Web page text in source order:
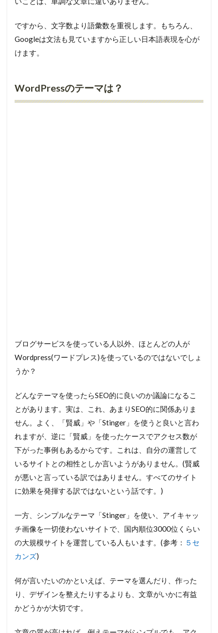
ですから、文字数より語彙数を重視します。もちろん、
Googleは文法も見ていますから正しい日本語表現を心が
けます。
WordPressのテーマは？
ブログサービスを使っている人以外、ほとんどの人が
Wordpress(ワードプレス)を使っているのではないでしょ
うか？
どんなテーマを使ったらSEO的に良いのか議論になるこ
とがあります。実は、これ、あまりSEO的に関係ありま
せん。よく、「賢威」や「Stinger」を使うと良いと言わ
れますが、逆に「賢威」を使ったケースでアクセス数が
下がった事例もあるからです。これは、自分の運営して
いるサイトとの相性としか言いようがありません。(賢威
が悪いと言っている訳ではありません。すべてのサイト
に効果を発揮する訳ではないという話です。)
一方、シンプルなテーマ「Stinger」を使い、アイキャッ
チ画像を一切使わないサイトで、国内順位3000位くらい
の大規模サイトを運営している人もいます。(参考： ５セ
カンズ)
何が言いたいのかといえば、テーマを選んだり、作った
り、デザインを整えたりするよりも、文章がいかに有益
かどうかが大切です。